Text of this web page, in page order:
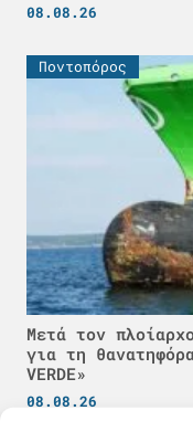
08.08.26
Ποντοπόρος
Μετά τον
για τη
VERDE»
08.08.26